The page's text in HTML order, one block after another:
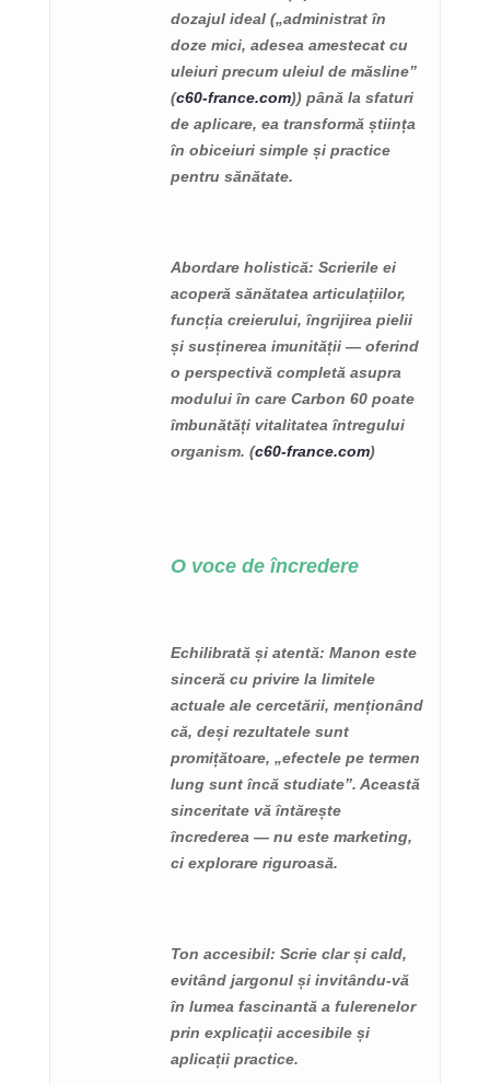
dozajul ideal („administrat în
doze mici, adesea amestecat cu
uleiuri precum uleiul de măsline”
(c60-france.com)) până la sfaturi
de aplicare, ea transformă știința
în obiceiuri simple și practice
pentru sănătate.
Abordare holistică: Scrierile ei
acoperă sănătatea articulațiilor,
funcția creierului, îngrijirea pielii
și susținerea imunității — oferind
o perspectivă completă asupra
modului în care Carbon 60 poate
îmbunătăți vitalitatea întregului
organism. (c60-france.com)
O voce de încredere
Echilibrată și atentă: Manon este
sinceră cu privire la limitele
actuale ale cercetării, menționând
că, deși rezultatele sunt
promițătoare, „efectele pe termen
lung sunt încă studiate”. Această
sinceritate vă întărește
încrederea — nu este marketing,
ci explorare riguroasă.
Ton accesibil: Scrie clar și cald,
evitând jargonul și invitându-vă
în lumea fascinantă a fulerenelor
prin explicații accesibile și
aplicații practice.